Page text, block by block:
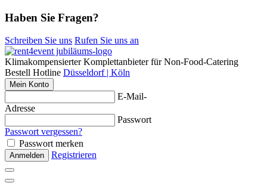
Haben Sie Fragen?
Schreiben Sie uns Rufen Sie uns an
Klimakompensierter Komplettanbieter für Non-Food-Catering
Bestell Hotline Düsseldorf | Köln
Mein Konto
E-Mail-
Adresse
Passwort
Passwort vergessen?
Passwort merken
Anmelden Registrieren